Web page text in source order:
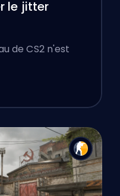
le jitter
de CS2 n'est